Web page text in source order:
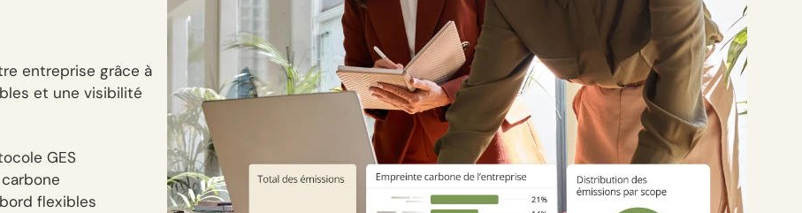
entreprise grâce à
et une visibilité
GES
flexibles